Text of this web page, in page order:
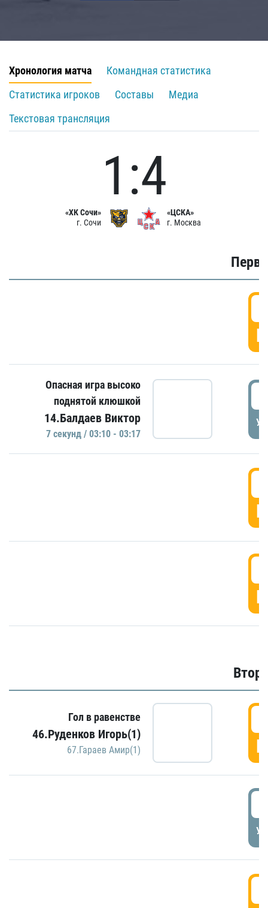
Хронология матча
Командная статистика
Статистика игроков
Составы
Медиа
Текстовая трансляция
«ХК Сочи»
г. Сочи
1:4
«ЦСКА»
г. Москва
Опасная игра высоко
поднятой клюшкой
14.Балдаев Виктор
7 секунд / 03:10 - 03:17
Гол в равенстве
46.Руденков Игорь(1)
67.Гараев Амир(1)